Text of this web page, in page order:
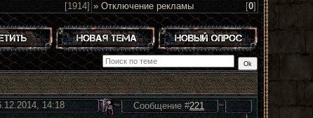
[1914] » Отключение рекламы
[0]
14:18 Сообщение #221